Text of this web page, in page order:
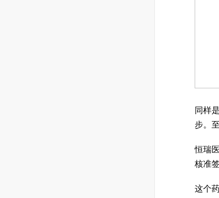
同样
步。
恒瑞
核准
这个